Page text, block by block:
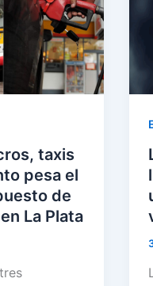
taxis
pesa el
de
La Plata